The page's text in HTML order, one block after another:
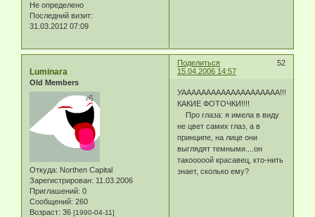
Не определено
Последний визит:
31.03.2012 07:09
Поделиться
52
15.04.2006 14:57
Luminara
Old Members
Откуда: Northen Capital
Зарегистрирован: 11.03.2006
Приглашений: 0
Сообщений: 260
Возраст: 36 [1990-04-11]
КАКИЕ ФОТОЧКИ!!!!
Про глаза: я имела в виду
не цвет самих глаз, а в
принципе, на лице они
выглядят темными....он
такооооой красавец, кто-нить
знает, сколько ему?